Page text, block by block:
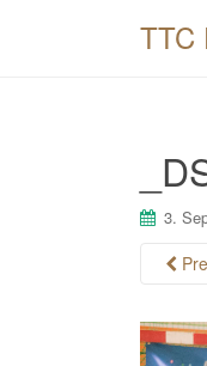
TTC
3.